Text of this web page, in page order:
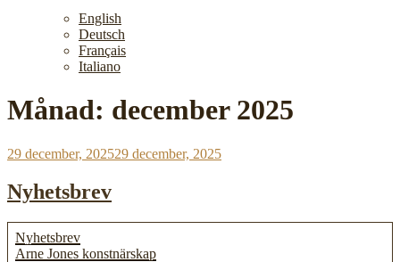
English
Deutsch
Français
Italiano
Månad: december 2025
Publicerat
29 december, 202529 december, 2025
Nyhetsbrev
Nyhetsbrev
Arne Jones konstnärskap